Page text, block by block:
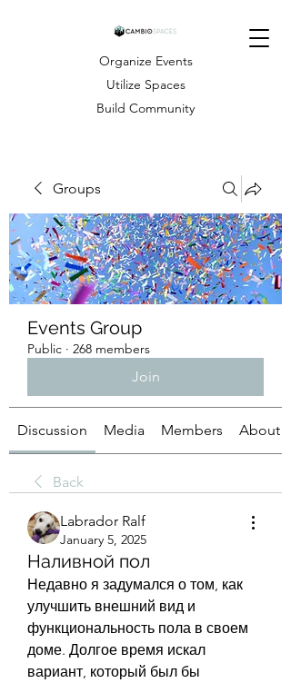
Organize Events
Utilize Spaces
Build Community
Groups
Events Group
Public · 268 members
Join
Discussion Media Members About
Back
Labrador Ralf
January 5, 2025
Наливной пол
Недавно я задумался о том, как
улучшить внешний вид и
функциональность пола в своем
доме. Долгое время искал
вариант, который был бы